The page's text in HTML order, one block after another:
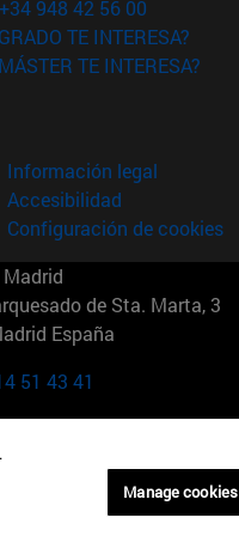
948 42 56 00
TE INTERESA?
TE INTERESA?
Información legal
Accesibilidad
Configuración de cookies
de Sta. Marta, 3
España
51 43 41
Straße 15 81675
Manage cookies